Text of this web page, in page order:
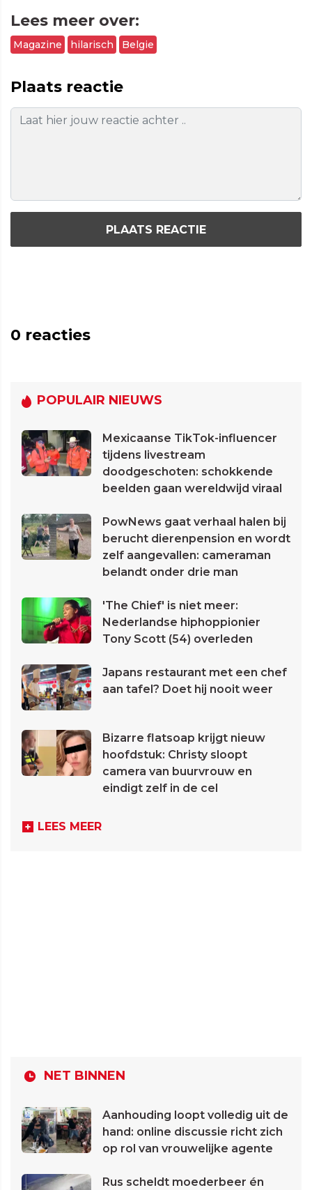
Lees meer over:
Magazine hilarisch Belgie
Plaats reactie
PLAATS REACTIE
0 reacties
POPULAIR NIEUWS
Mexicaanse TikTok-influencer
tijdens livestream
doodgeschoten: schokkende
beelden gaan wereldwijd viraal
PowNews gaat verhaal halen bij
berucht dierenpension en wordt
zelf aangevallen: cameraman
belandt onder drie man
'The Chief' is niet meer:
Nederlandse hiphoppionier
Tony Scott (54) overleden
Japans restaurant met een chef
aan tafel? Doet hij nooit weer
Bizarre flatsoap krijgt nieuw
hoofdstuk: Christy sloopt
camera van buurvrouw en
eindigt zelf in de cel
LEES MEER
NET BINNEN
Aanhouding loopt volledig uit de
hand: online discussie richt zich
op rol van vrouwelijke agente
Rus scheldt moederbeer én